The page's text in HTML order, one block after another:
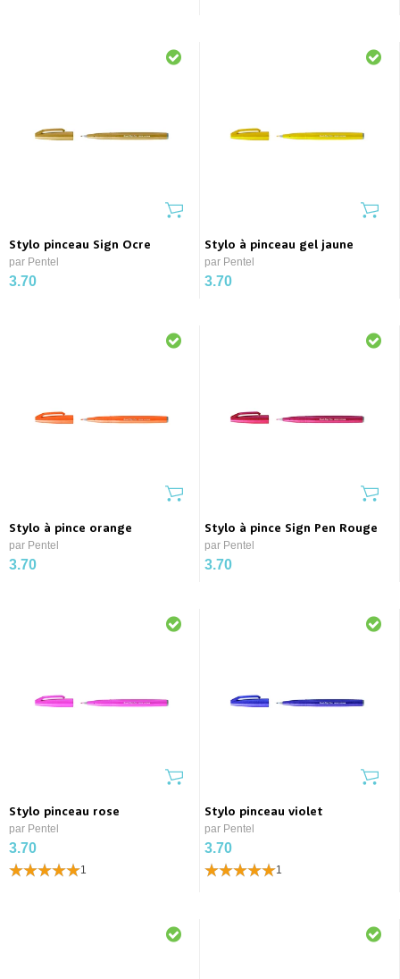
Stylo pinceau Sign Ocre
par Pentel
3.70
Stylo à pinceau gel jaune
par Pentel
3.70
Stylo à pince orange
par Pentel
3.70
Stylo à pince Sign Pen Rouge
par Pentel
3.70
Stylo pinceau rose
par Pentel
3.70
1
Stylo pinceau violet
par Pentel
3.70
1